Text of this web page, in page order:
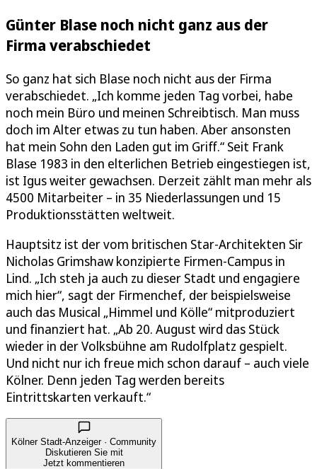
Günter Blase noch nicht ganz aus der
Firma verabschiedet
So ganz hat sich Blase noch nicht aus der Firma
verabschiedet. „Ich komme jeden Tag vorbei, habe
noch mein Büro und meinen Schreibtisch. Man muss
doch im Alter etwas zu tun haben. Aber ansonsten
hat mein Sohn den Laden gut im Griff.“ Seit Frank
Blase 1983 in den elterlichen Betrieb eingestiegen ist,
ist Igus weiter gewachsen. Derzeit zählt man mehr als
4500 Mitarbeiter – in 35 Niederlassungen und 15
Produktionsstätten weltweit.
Hauptsitz ist der vom britischen Star-Architekten Sir
Nicholas Grimshaw konzipierte Firmen-Campus in
Lind. „Ich steh ja auch zu dieser Stadt und engagiere
mich hier“, sagt der Firmenchef, der beispielsweise
auch das Musical „Himmel und Kölle“ mitproduziert
und finanziert hat. „Ab 20. August wird das Stück
wieder in der Volksbühne am Rudolfplatz gespielt.
Und nicht nur ich freue mich schon darauf – auch viele
Kölner. Denn jeden Tag werden bereits
Eintrittskarten verkauft.“
Kölner Stadt-Anzeiger · Community
Diskutieren Sie mit
Jetzt kommentieren